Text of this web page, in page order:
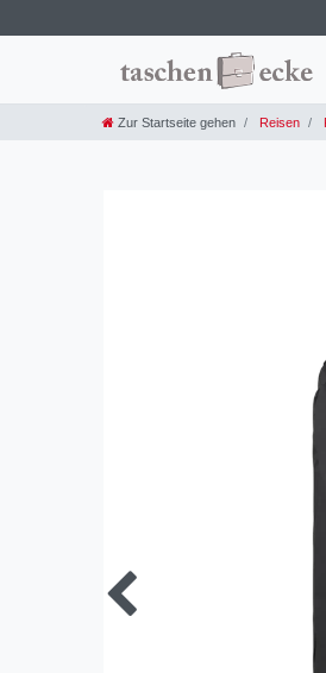
Zur Startseite gehen Reisen